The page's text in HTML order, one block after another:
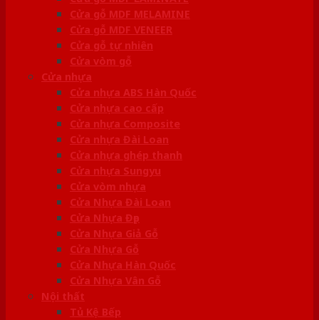
Cửa gỗ MDF MELAMINE
Cửa gỗ MDF VENEER
Cửa gỗ tự nhiên
Cửa vòm gỗ
Cửa nhựa
Cửa nhựa ABS Hàn Quốc
Cửa nhựa cao cấp
Cửa nhựa Composite
Cửa nhựa Đài Loan
Cửa nhựa ghép thanh
Cửa nhựa Sungyu
Cửa vòm nhựa
Cửa Nhựa Đài Loan
Cửa Nhựa Đẹp
Cửa Nhựa Giả Gỗ
Cửa Nhựa Gỗ
Cửa Nhựa Hàn Quốc
Cửa Nhựa Vân Gỗ
Nội thất
Tủ Kệ Bếp